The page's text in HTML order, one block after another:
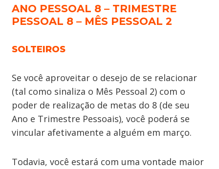
ANO PESSOAL 8 – TRIMESTRE
PESSOAL 8 – MÊS PESSOAL 2
SOLTEIROS
Se você aproveitar o desejo de se relacionar
(tal como sinaliza o Mês Pessoal 2) com o
poder de realização de metas do 8 (de seu
Ano e Trimestre Pessoais), você poderá se
vincular afetivamente a alguém em março.
Todavia, você estará com uma vontade maior